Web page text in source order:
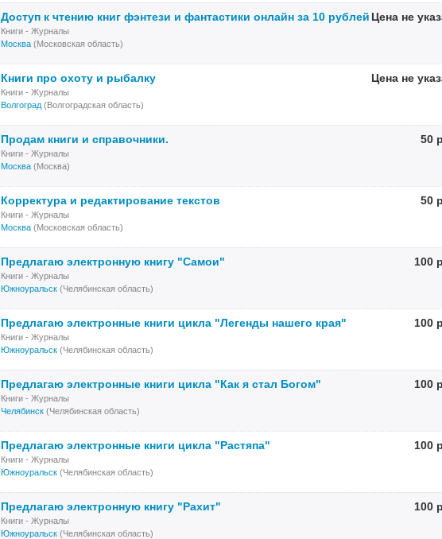
Доступ к чтению книг фэнтези и фантастики онлайн за 10 рублей Цена не
Книги - Журналы
Москва (Московская область)
Книги про охоту и рыбалку Цена не
Книги - Журналы
Волгоград (Волгоградская область)
Продам книги и справочники. 50
Книги - Журналы
Москва (Москва)
Корректура и редактирование текстов 50
Книги - Журналы
Москва (Московская область)
Предлагаю электронную книгу "Самои" 100
Книги - Журналы
Южноуральск (Челябинская область)
Предлагаю электронные книги цикла "Легенды нашего края" 100
Книги - Журналы
Южноуральск (Челябинская область)
Предлагаю электронные книги цикла "Как я стал Богом" 100
Книги - Журналы
Челябинск (Челябинская область)
Предлагаю электронные книги цикла "Растяпа" 100
Книги - Журналы
Южноуральск (Челябинская область)
Предлагаю электронную книгу "Рахит" 100
Книги - Журналы
Южноуральск (Челябинская область)